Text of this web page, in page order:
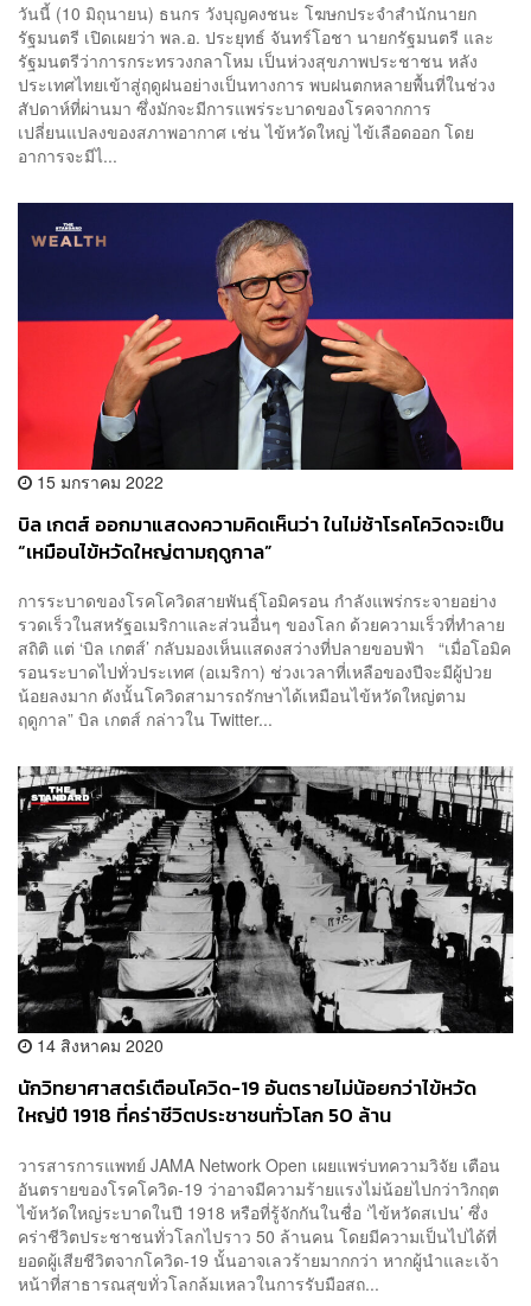
วันนี้ (10 มิถุนายน) ธนกร วังบุญคงชนะ โฆษกประจำสำนักนายก
รัฐมนตรี เปิดเผยว่า พล.อ. ประยุทธ์ จันทร์โอชา นายกรัฐมนตรี และ
รัฐมนตรีว่าการกระทรวงกลาโหม เป็นห่วงสุขภาพประชาชน หลัง
ประเทศไทยเข้าสู่ฤดูฝนอย่างเป็นทางการ พบฝนตกหลายพื้นที่ในช่วง
สัปดาห์ที่ผ่านมา ซึ่งมักจะมีการแพร่ระบาดของโรคจากการ
เปลี่ยนแปลงของสภาพอากาศ เช่น ไข้หวัดใหญ่ ไข้เลือดออก โดย
อาการจะมีไ...
15 มกราคม 2022
บิล เกตส์ ออกมาแสดงความคิดเห็นว่า ในไม่ช้าโรคโควิดจะเป็น
“เหมือนไข้หวัดใหญ่ตามฤดูกาล”
การระบาดของโรคโควิดสายพันธุ์โอมิครอน กำลังแพร่กระจายอย่าง
รวดเร็วในสหรัฐอเมริกาและส่วนอื่นๆ ของโลก ด้วยความเร็วที่ทำลาย
สถิติ แต่ ‘บิล เกตส์’ กลับมองเห็นแสดงสว่างที่ปลายขอบฟ้า “เมื่อโอมิค
รอนระบาดไปทั่วประเทศ (อเมริกา) ช่วงเวลาที่เหลือของปีจะมีผู้ป่วย
น้อยลงมาก ดังนั้นโควิดสามารถรักษาได้เหมือนไข้หวัดใหญ่ตาม
ฤดูกาล” บิล เกตส์ กล่าวใน Twitter...
14 สิงหาคม 2020
นักวิทยาศาสตร์เตือนโควิด-19 อันตรายไม่น้อยกว่าไข้หวัด
ใหญ่ปี 1918 ที่คร่าชีวิตประชาชนทั่วโลก 50 ล้าน
วารสารการแพทย์ JAMA Network Open เผยแพร่บทความวิจัย เตือน
อันตรายของโรคโควิด-19 ว่าอาจมีความร้ายแรงไม่น้อยไปกว่าวิกฤต
ไข้หวัดใหญ่ระบาดในปี 1918 หรือที่รู้จักกันในชื่อ ‘ไข้หวัดสเปน’ ซึ่ง
คร่าชีวิตประชาชนทั่วโลกไปราว 50 ล้านคน โดยมีความเป็นไปได้ที่
ยอดผู้เสียชีวิตจากโควิด-19 นั้นอาจเลวร้ายมากกว่า หากผู้นำและเจ้า
หน้าที่สาธารณสุขทั่วโลกล้มเหลวในการรับมือสถ...